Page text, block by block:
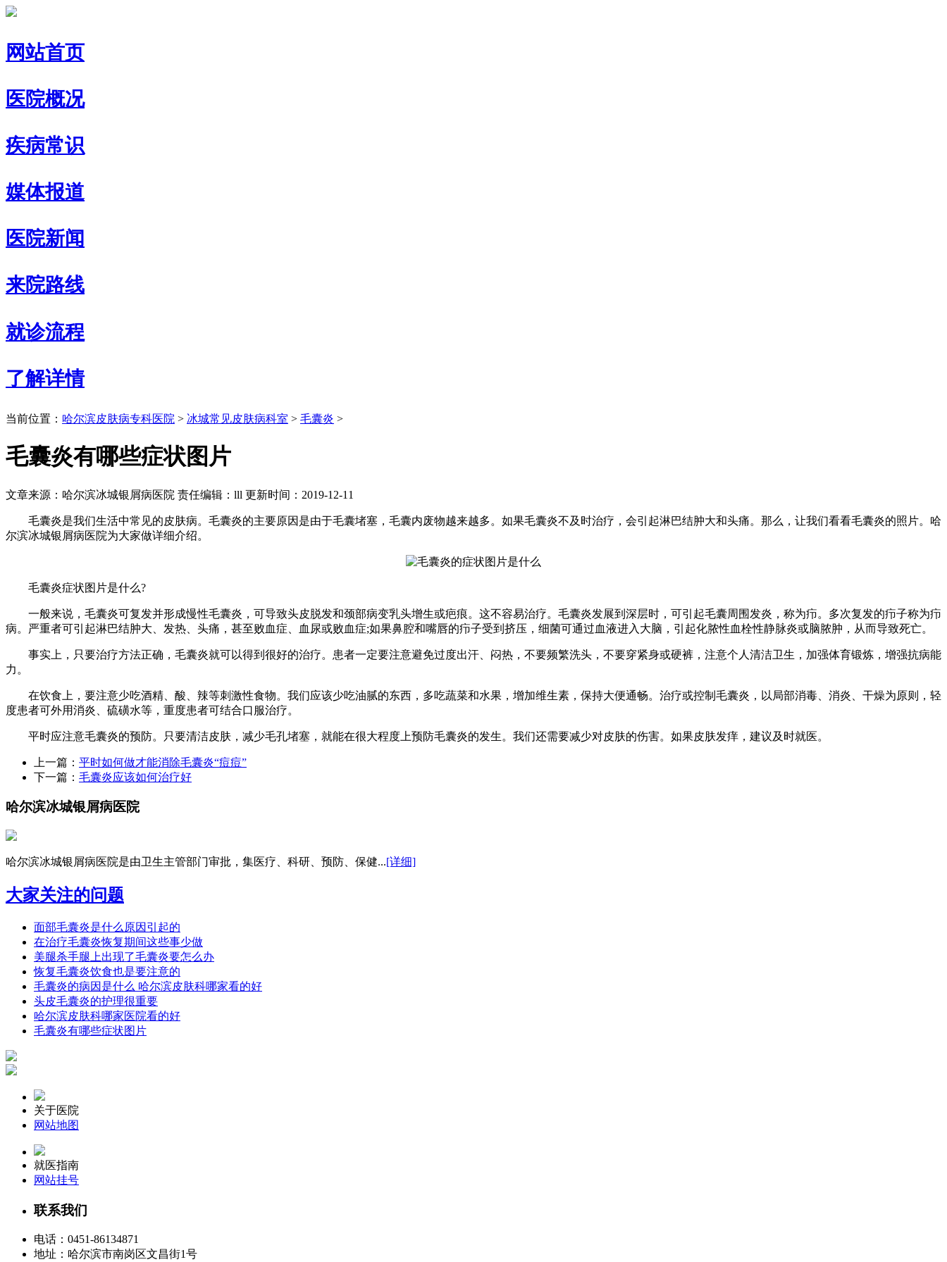
网站首页
医院概况
疾病常识
媒体报道
医院新闻
来院路线
就诊流程
了解详情
当前位置： 哈尔滨皮肤病专科医院 > 冰城常见皮肤病科室 > 毛囊炎 >
毛囊炎有哪些症状图片
文章来源：哈尔滨冰城银屑病医院 责任编辑：lll 更新时间：2019-12-11
毛囊炎是我们生活中常见的皮肤病。毛囊炎的主要原因是由于毛囊堵塞，毛囊内废物越来越多。如果毛囊炎不及时治疗，会引起淋巴结肿大和头痛。那么，让我们看看毛囊炎的照片。哈
尔滨冰城银屑病医院为大家做详细介绍。
毛囊炎症状图片是什么?
一般来说，毛囊炎可复发并形成慢性毛囊炎，可导致头皮脱发和颈部病变乳头增生或疤痕。这不容易治疗。毛囊炎发展到深层时，可引起毛囊周围发炎，称为疖。多次复发的疖子称为疖
病。严重者可引起淋巴结肿大、发热、头痛，甚至败血症、血尿或败血症;如果鼻腔和嘴唇的疖子受到挤压，细菌可通过血液进入大脑，引起化脓性血栓性静脉炎或脑脓肿，从而导致死亡。
事实上，只要治疗方法正确，毛囊炎就可以得到很好的治疗。患者一定要注意避免过度出汗、闷热，不要频繁洗头，不要穿紧身或硬裤，注意个人清洁卫生，加强体育锻炼，增强抗病能
力。
在饮食上，要注意少吃酒精、酸、辣等刺激性食物。我们应该少吃油腻的东西，多吃蔬菜和水果，增加维生素，保持大便通畅。治疗或控制毛囊炎，以局部消毒、消炎、干燥为原则，轻
度患者可外用消炎、硫磺水等，重度患者可结合口服治疗。
平时应注意毛囊炎的预防。只要清洁皮肤，减少毛孔堵塞，就能在很大程度上预防毛囊炎的发生。我们还需要减少对皮肤的伤害。如果皮肤发痒，建议及时就医。
上一篇： 平时如何做才能消除毛囊炎“痘痘”
下一篇： 毛囊炎应该如何治疗好
哈尔滨冰城银屑病医院
哈尔滨冰城银屑病医院是由卫生主管部门审批，集医疗、科研、预防、保健...[详细]
大家关注的问题
面部毛囊炎是什么原因引起的
在治疗毛囊炎恢复期间这些事少做
美腿杀手腿上出现了毛囊炎要怎么办
恢复毛囊炎饮食也是要注意的
毛囊炎的病因是什么 哈尔滨皮肤科哪家看的好
头皮毛囊炎的护理很重要
哈尔滨皮肤科哪家医院看的好
毛囊炎有哪些症状图片
关于医院
网站地图
就医指南
网站挂号
联系我们
电话： 0451-86134871
地址：哈尔滨市南岗区文昌街1号